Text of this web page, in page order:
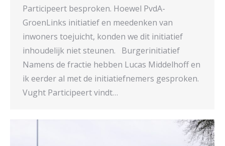
Participeert besproken. Hoewel PvdA-
GroenLinks initiatief en meedenken van
inwoners toejuicht, konden we dit initiatief
inhoudelijk niet steunen. Burgerinitiatief
Namens de fractie hebben Lucas Middelhoff en
ik eerder al met de initiatiefnemers gesproken.
Vught Participeert vindt…